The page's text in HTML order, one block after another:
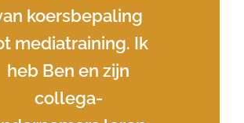
koersbepaling
mediatraining. Ik
heb Ben en zijn
collega-